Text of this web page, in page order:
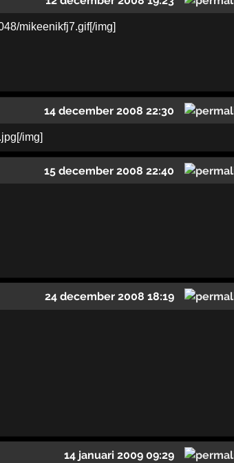
14 december 2008 22:30
15 december 2008 22:40
24 december 2008 18:19
14 januari 2009 09:29